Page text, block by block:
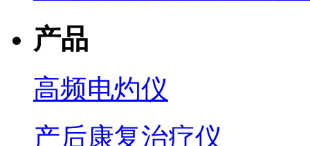
产品
高频电灼仪
产后康复治疗仪